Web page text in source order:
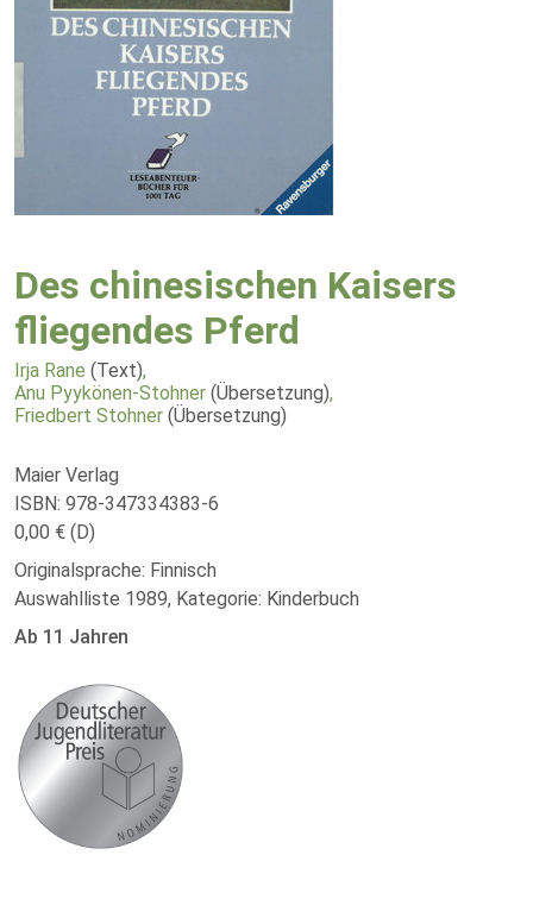
Des chinesischen Kaisers
fliegendes Pferd
Irja Rane (Text),
Anu Pyykönen-Stohner (Übersetzung),
Friedbert Stohner (Übersetzung)
Maier Verlag
ISBN: 978-347334383-6
0,00 € (D)
Originalsprache: Finnisch
Auswahlliste 1989, Kategorie: Kinderbuch
Ab 11 Jahren